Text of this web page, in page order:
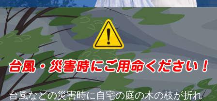
台風などの災害時に自宅の庭の木の枝が折れ